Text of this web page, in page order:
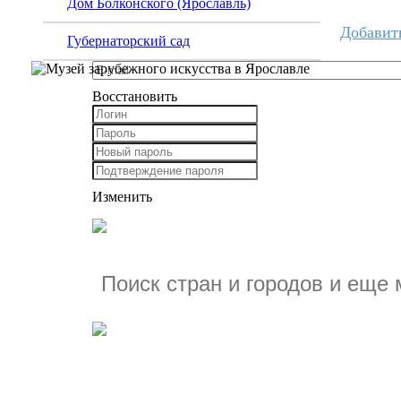
Дом Болконского (Ярославль)
Губернаторский сад
Восстановить
Изменить